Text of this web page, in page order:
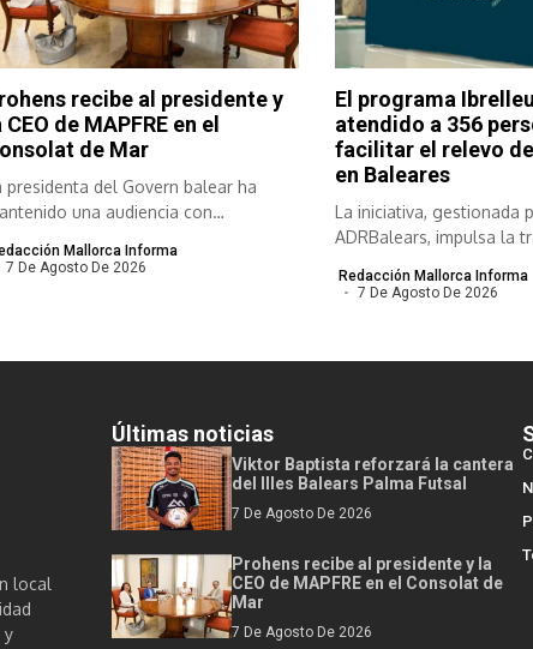
recibe al presidente y
CEO de MAPFRE en el
de Mar
presidenta del Govern balear ha
una audiencia con
Mallorca Informa
7 De Agosto De 2026
El programa
atendido a 356
facilitar el relevo
en Baleares
La iniciativa, gestionada
ADRBalears, impulsa la
Redacción Mallorca Informa
7 De Agosto De 2026
local
y
Últimas noticias
Viktor Baptista reforzará la cantera
del Illes Balears Palma Futsal
7 De Agosto De 2026
Prohens recibe al presidente y la
CEO de MAPFRE en el Consolat de
Mar
7 De Agosto De 2026